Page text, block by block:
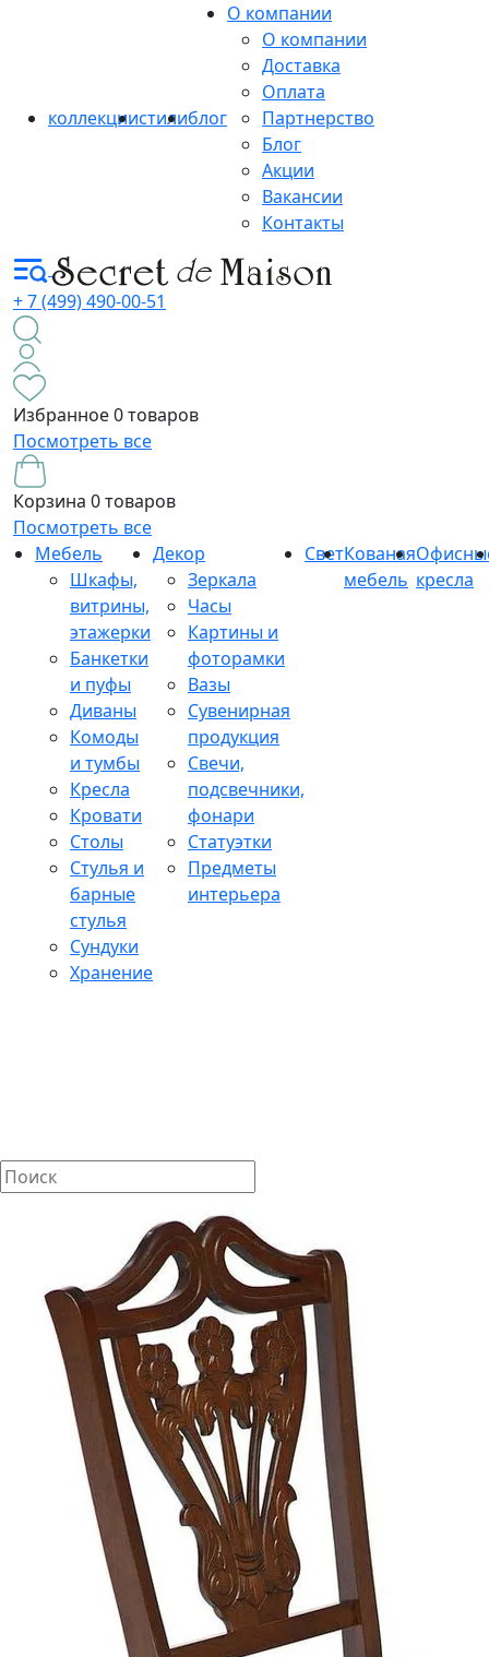
коллекциистилиблог
О компании
О компании
Доставка
Оплата
Партнерство
Блог
Акции
Вакансии
Контакты
+ 7 (499) 490-00-51
Избранное0 товаров
Посмотреть все
Корзина 0 товаров
Посмотреть все
Мебель
Шкафы,
витрины,
этажерки
Банкетки
и пуфы
Диваны
Комоды
и тумбы
Кресла
Кровати
Столы
Стулья и
барные
стулья
Сундуки
Хранение
Декор
Зеркала
Часы
Картины и
фоторамки
Вазы
Сувенирная
продукция
Свечи,
подсвечники,
фонари
Статуэтки
Предметы
интерьера
СветКованая
мебель кресла